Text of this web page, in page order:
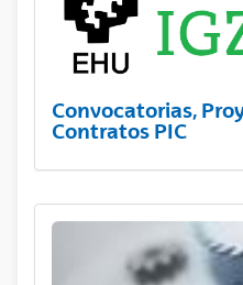
Convocatorias,
Contratos PIC